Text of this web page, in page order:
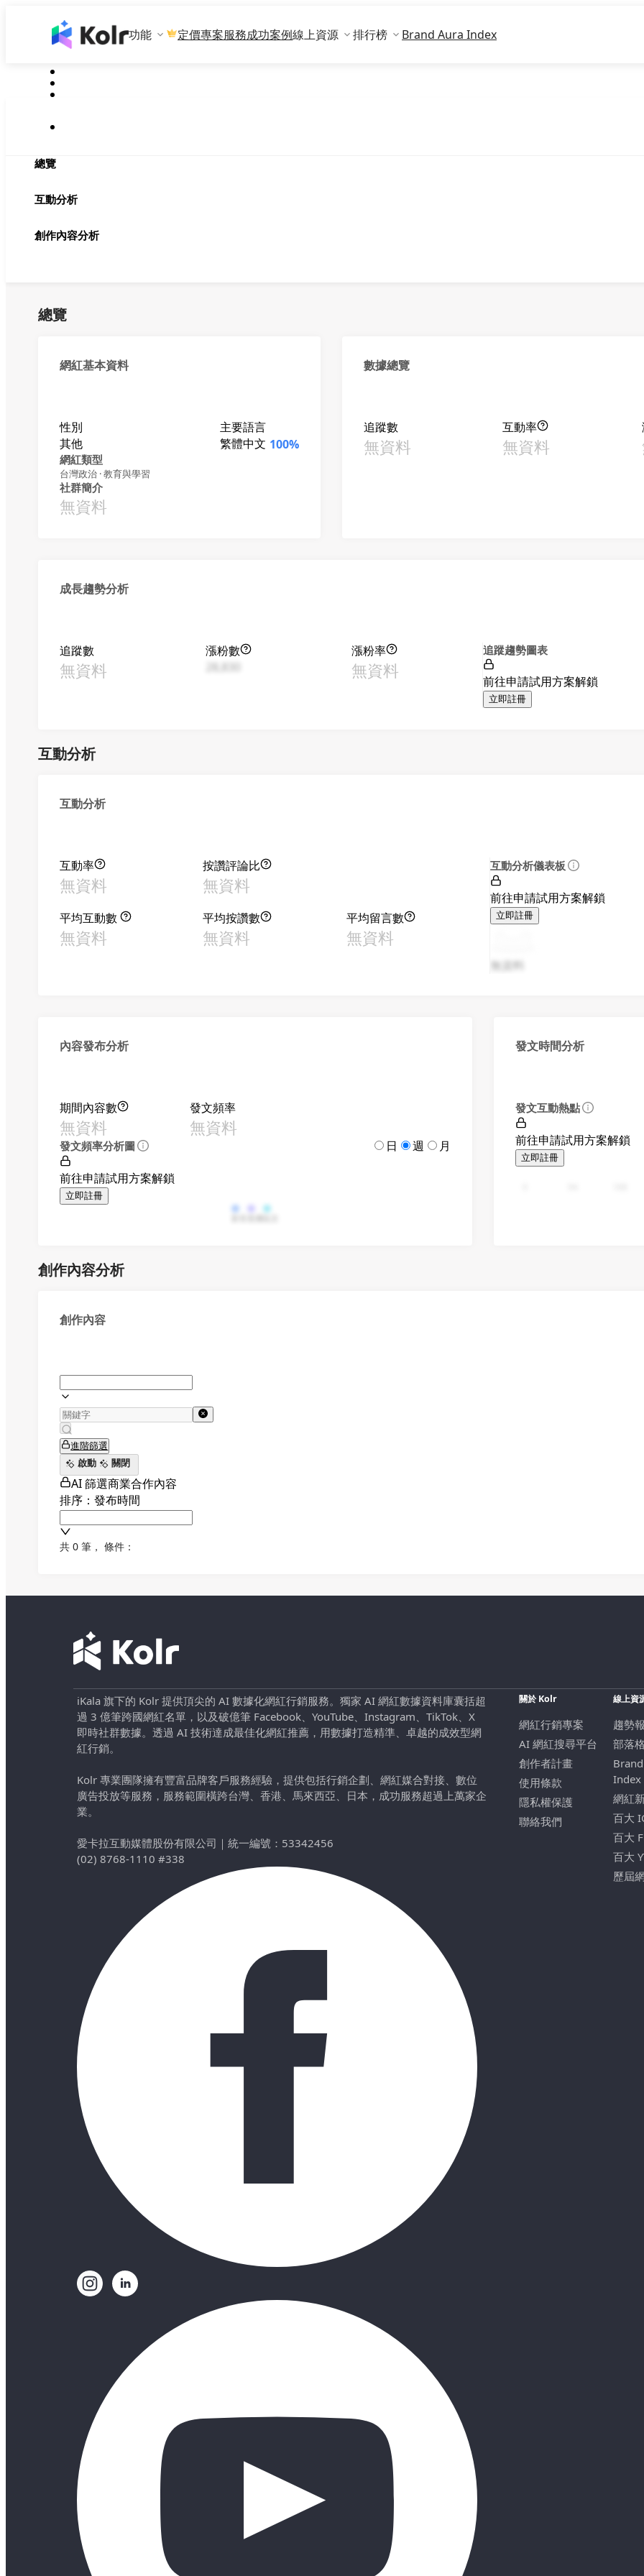
功能 定價專案服務成功案例線上資源 排行榜 Brand Aura Index
總覽
互動分析
創作內容分析
總覽
網紅基本資料
性別
其他
主要語言
繁體中文 100%
網紅類型
台灣政治 · 教育與學習
社群簡介
無資料
數據總覽
追蹤數
無資料
互動率
無資料
成長趨勢分析
追蹤數
無資料
漲粉數
漲粉率
無資料
追蹤趨勢圖表
前往申請試用方案解鎖
立即註冊
互動分析
互動分析
互動率
無資料
按讚評論比
無資料
平均互動數
無資料
平均按讚數
無資料
平均留言數
無資料
互動分析儀表板
前往申請試用方案解鎖
立即註冊
無資料
內容發布分析
期間內容數
無資料
發文頻率
無資料
發文頻率分析圖 日 週 月
前往申請試用方案解鎖
立即註冊
發文時間分析
發文互動熱點
前往申請試用方案解鎖
立即註冊
創作內容分析
創作內容
進階篩選
啟動
關閉
AI 篩選商業合作內容
排序：發布時間
共 0 筆 ， 條件：
iKala 旗下的 Kolr 提供頂尖的 AI 數據化網紅行銷服務。獨家 AI 網紅數據資料庫囊括超
過 3 億筆跨國網紅名單，以及破億筆 Facebook、YouTube、Instagram、TikTok、X
即時社群數據。透過 AI 技術達成最佳化網紅推薦，用數據打造精準、卓越的成效型網
紅行銷。
Kolr 專業團隊擁有豐富品牌客戶服務經驗，提供包括行銷企劃、網紅媒合對接、數位
廣告投放等服務，服務範圍橫跨台灣、香港、馬來西亞、日本，成功服務超過上萬家企
業。
愛卡拉互動媒體股份有限公司 ｜ 統一編號：53342456
(02) 8768-1110 #338
關於 Kolr
網紅行銷專案
AI 網紅搜尋平台
創作者計畫
使用條款
隱私權保護
聯絡我們
線上資
趨勢
部落格
Index
網紅
百大
百大
百大
歷屆